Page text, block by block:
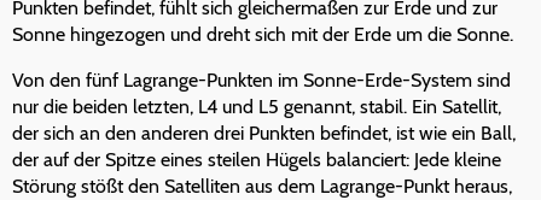
Punkten befindet, fühlt sich gleichermaßen zur Erde und zur
Sonne hingezogen und dreht sich mit der Erde um die Sonne.
Von den fünf Lagrange-Punkten im Sonne-Erde-System sind
nur die beiden letzten, L4 und L5 genannt, stabil. Ein Satellit,
der sich an den anderen drei Punkten befindet, ist wie ein Ball,
der auf der Spitze eines steilen Hügels balanciert: Jede kleine
Störung stößt den Satelliten aus dem Lagrange-Punkt heraus,